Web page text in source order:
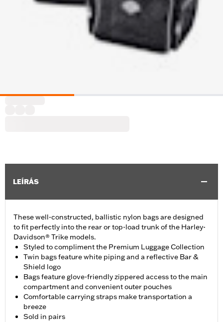
LEÍRÁS
These well-constructed, ballistic nylon bags are designed
to fit perfectly into the rear or top-load trunk of the Harley-
Davidson® Trike models.
Styled to compliment the Premium Luggage Collection
Twin bags feature white piping and a reflective Bar &
Shield logo
Bags feature glove-friendly zippered access to the main
compartment and convenient outer pouches
Comfortable carrying straps make transportation a
breeze
Sold in pairs